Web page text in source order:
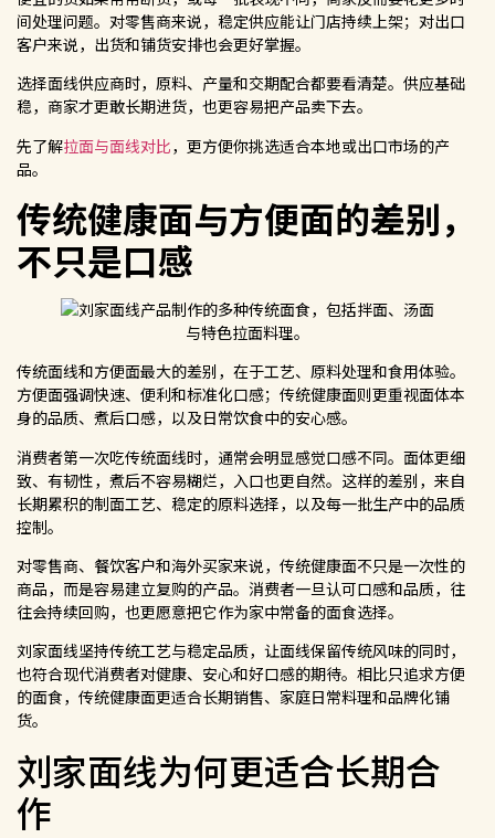
间处理问题。对零售商来说，稳定供应能让门店持续上架；对出口
客户来说，出货和铺货安排也会更好掌握。
选择面线供应商时，原料、产量和交期配合都要看清楚。供应基础
稳，商家才更敢长期进货，也更容易把产品卖下去。
先了解拉面与面线对比，更方便你挑选适合本地或出口市场的产
品。
传统健康面与方便面的差别，
不只是口感
传统面线和方便面最大的差别，在于工艺、原料处理和食用体验。
方便面强调快速、便利和标准化口感；传统健康面则更重视面体本
身的品质、煮后口感，以及日常饮食中的安心感。
消费者第一次吃传统面线时，通常会明显感觉口感不同。面体更细
致、有韧性，煮后不容易糊烂，入口也更自然。这样的差别，来自
长期累积的制面工艺、稳定的原料选择，以及每一批生产中的品质
控制。
对零售商、餐饮客户和海外买家来说，传统健康面不只是一次性的
商品，而是容易建立复购的产品。消费者一旦认可口感和品质，往
往会持续回购，也更愿意把它作为家中常备的面食选择。
刘家面线坚持传统工艺与稳定品质，让面线保留传统风味的同时，
也符合现代消费者对健康、安心和好口感的期待。相比只追求方便
的面食，传统健康面更适合长期销售、家庭日常料理和品牌化铺
货。
刘家面线为何更适合长期合
作